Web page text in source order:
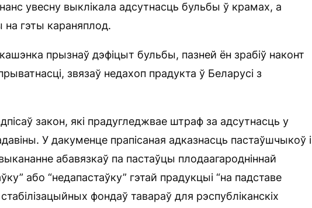
увесну выклікала адсутнасць бульбы ў крамах, а
гэты караняплод.
прызнаў дэфіцыт бульбы, пазней ён зрабіў наконт
звязаў недахоп прадукта ў Беларусі з
закон, які прадугледжвае штраф за адсутнасць у
У дакуменце прапісаная адказнасць пастаўшчыкоў і
абавязкаў па пастаўцы плодаагародніннай
або “недапастаўку” гэтай прадукцыі “на падставе
фондаў тавараў для рэспубліканскіх